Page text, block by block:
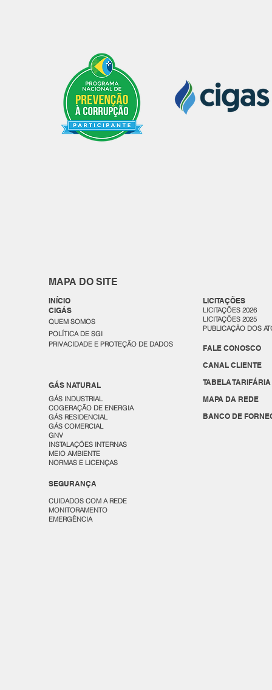
MAPA DO SITE
LICITAÇÕES
LICITAÇÕES 2026
LICITAÇÕES 2025
PUBLICAÇÃO DOS
INÍCIO
CIGÁS
QUEM SOMOS
FALE CONOSCO
CANAL CLIENTE
TABELA TARIFÁRIA
MAPA DA REDE
BANCO DE
GÁS NATURAL
POLÍTICA DE SGI
PRIVACIDADE E PROTEÇÃO DE DADOS
GÁS INDUSTRIAL
COGERAÇÃO DE ENERGIA
GÁS RESIDENCIAL
GÁS COMERCIAL
GNV
INSTALAÇÕES INTERNAS
MEIO AMBIENTE
NORMAS E LICENÇAS
SEGURANÇA
CUIDADOS COM A REDE
MONITORAMENTO
EMERGÊNCIA